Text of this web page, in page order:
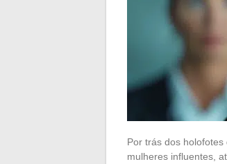
Por trás dos
mulheres influentes,